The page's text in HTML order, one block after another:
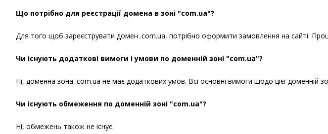
Що потрібно для реєстрації домена в зоні "com.ua"?
Для того щоб зареєструвати домен .com.ua, потрібно оформити замовлення на сайті.
Чи існують додаткові вимоги і умови по доменній зоні "com.ua"?
Ні, доменна зона .com.ua не має додаткових умов. Всі основні вимоги щодо цієї доменній
Чи існують обмеження по доменній зоні "com.ua"?
Ні, обмежень також не існує.